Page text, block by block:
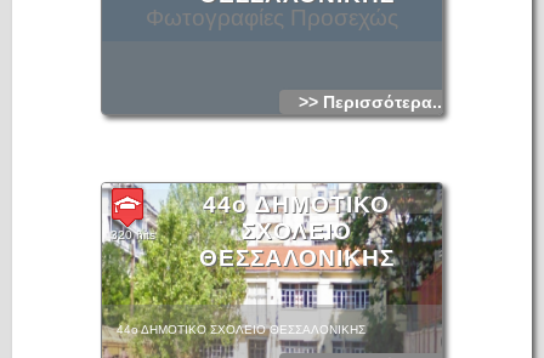
Φωτογραφίες Προσεχώς
>> Περισσότερα...
44ο ΔΗΜΟΤΙΚΟ
ΣΧΟΛΕΙΟ
ΘΕΣΣΑΛΟΝΙΚΗΣ
320 hits
44ο ΔΗΜΟΤΙΚΟ ΣΧΟΛΕΙΟ ΘΕΣΣΑΛΟΝΙΚΗΣ